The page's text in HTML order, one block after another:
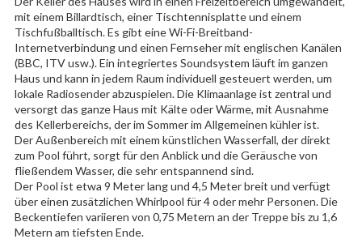
mit einem Billardtisch, einer Tischtennisplatte und einem
Tischfußballtisch. Es gibt eine Wi-Fi-Breitband-
Internetverbindung und einen Fernseher mit englischen Kanälen
(BBC, ITV usw.). Ein integriertes Soundsystem läuft im ganzen
Haus und kann in jedem Raum individuell gesteuert werden, um
lokale Radiosender abzuspielen. Die Klimaanlage ist zentral und
versorgt das ganze Haus mit Kälte oder Wärme, mit Ausnahme
des Kellerbereichs, der im Sommer im Allgemeinen kühler ist.
Der Außenbereich mit einem künstlichen Wasserfall, der direkt
zum Pool führt, sorgt für den Anblick und die Geräusche von
fließendem Wasser, die sehr entspannend sind.
Der Pool ist etwa 9 Meter lang und 4,5 Meter breit und verfügt
über einen zusätzlichen Whirlpool für 4 oder mehr Personen. Die
Beckentiefen variieren von 0,75 Metern an der Treppe bis zu 1,6
Metern am tiefsten Ende.